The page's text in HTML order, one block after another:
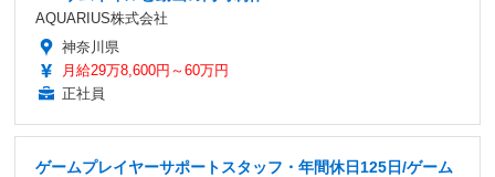
AQUARIUS株式会社
神奈川県
月給29万8,600円～60万円
正社員
ゲームプレイヤーサポートスタッフ・年間休日125日/ゲーム